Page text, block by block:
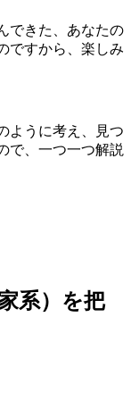
できた、あなたの
ですから、楽しみ
ように考え、見つ
で、一つ一つ解説
系）を把